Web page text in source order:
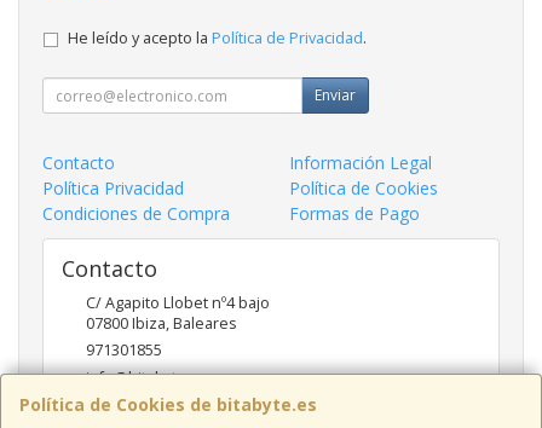
Política de Cookies de bitabyte.es
He leído y acepto la Política de Privacidad.
Enviar
Contacto
Información Legal
Política Privacidad
Política de Cookies
Condiciones de Compra
Formas de Pago
Contacto
C/ Agapito Llobet nº4 bajo
07800Ibiza,Baleares
971301855
info@bitabyte.es